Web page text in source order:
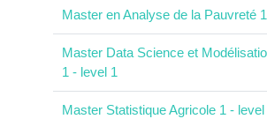
Master en Analyse de la Pauvreté
Master Data Science et
1 - level 1
Master Statistique Agricole 1 - level